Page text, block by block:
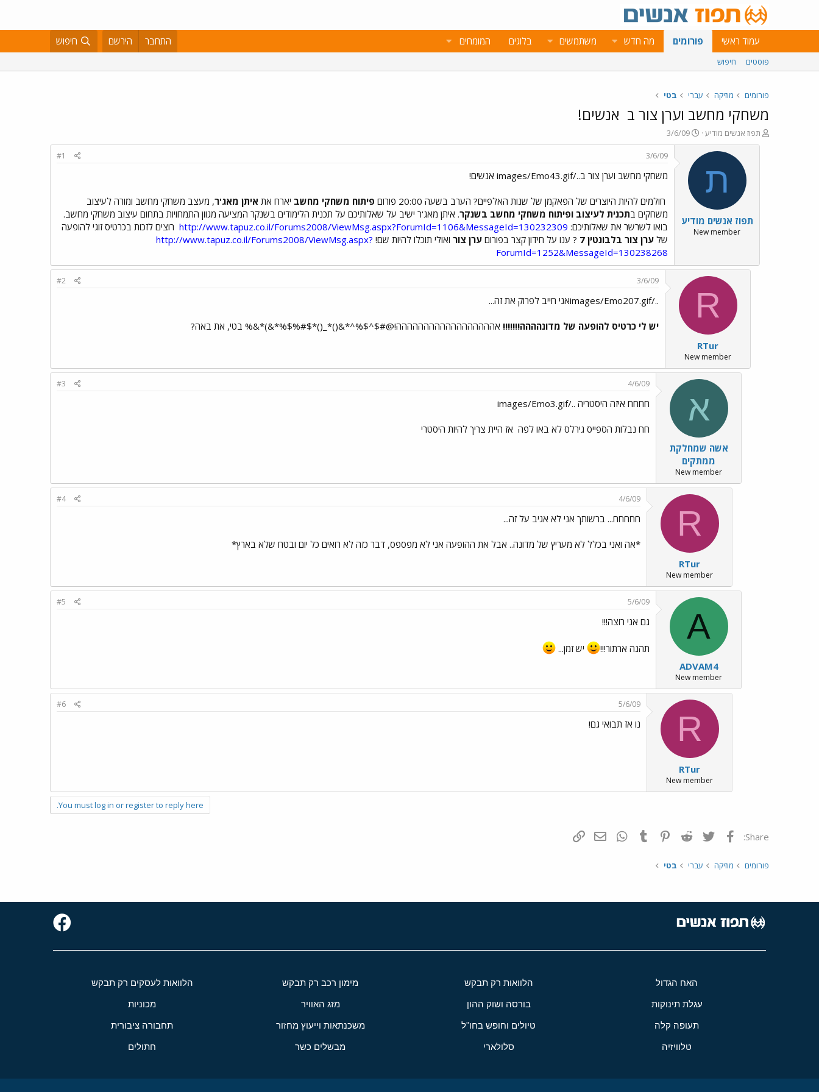
עמוד ראשי פורומים מה חדש משתמשים בלוגים המומחים התחבר הירשם חיפוש
פוסטים חיפוש
פורומים מוזיקה עברי בטי
משחקי מחשב וערן צור ב אנשים!
פ
ו
תפוז אנשים מודיע
פ
ו
ם
ב
ר
3/6/09
ת
תפוז אנשים מודיע
New member
3/6/09
#1
משחקי מחשב וערן צור ב../images/Emo43.gif אנשים!
חולמים להיות היוצרים של הפאקמן של שנות האלפיים? הערב בשעה 20:00 פורום פיתוח משחקי מחשב יארח את איתן מאג'ר, מעצב משחקי מחשב ומורה לעיצוב
משחקים בתכנית לעיצוב ופיתוח משחקי מחשב בשנקר. איתן מאג'ר ישיב על שאלותיכם על תכנית הלימודים בשנקר המציעה מגוון התמחויות בתחום עיצוב משחקי מחשב.
בואו לשרשר את שאלותיכם: http://www.tapuz.co.il/Forums2008/ViewMsg.aspx?ForumId=1106&MessageId=130232309 רוצים לזכות בכרטיס זוגי להופעה
של ערן צור בלבונטין 7 ? ענו על חידון קצר בפורום ערן צור ואולי תוכלו להיות שם! http://www.tapuz.co.il/Forums2008/ViewMsg.aspx?
ForumId=1252&MessageId=130238268
R
RTur
New member
3/6/09
#2
../images/Emo207.gifאני חייב לפרוק את זה...
יש לי כרטיס להופעה של מדונהההה!!!!!!! אהההההההההההההההההה!@#$^$%^*&()*_()*$#%$%*&)*&% בטי, את באה?
א
אשה שמחלקת
ממתקים
New member
4/6/09
#3
חחחח איזה היסטריה ../images/Emo3.gif
חח נבלות הספייס גירלס לא באו לפה אז היית צריך להיות היסטרי
R
RTur
New member
4/6/09
#4
חחחחח... ברשותך אני לא אגיב על זה...
*אה ואני בכלל לא מעריץ של מדונה.. אבל את ההופעה אני לא מפספס, דבר כזה לא רואים כל יום ובטח שלא בארץ*
A
ADVAM4
New member
5/6/09
#5
גם אני רוצה!!!
תהנה ארתור!!! יש זמן...
R
RTur
New member
5/6/09
#6
נו אז תבואי גם!
You must log in or register to reply here.
Share: פייסבוק Twitter
Reddit
Pinterest
Tumblr
WhatsAppדואר אלקטרוני
פורומים מוזיקה עברי בטי
האח הגדול הלוואות רק תבקש מימון רכב רק תבקש הלוואות לעסקים רק תבקש
עגלת תינוקות בורסה ושוק ההון מזג האוויר מכוניות
תעופה קלה טיולים וחופש בחו"ל משכנתאות וייעוץ מחזור תחבורה ציבורית
טלוויזיה סלולארי מבשלים כשר חתולים